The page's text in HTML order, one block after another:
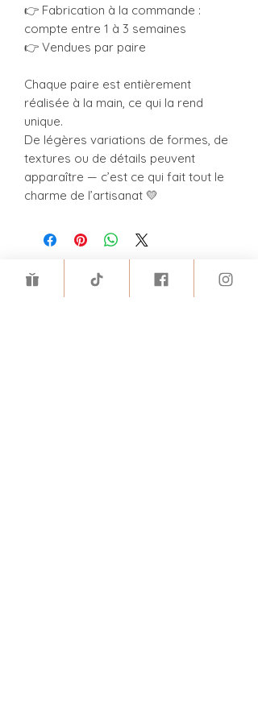
👉 Fabrication à la commande :
compte entre 1 à 3 semaines
👉 Vendues par paire
Chaque paire est entièrement
réalisée à la main, ce qui la rend
unique.
De légères variations de formes, de
textures ou de détails peuvent
apparaître — c’est ce qui fait tout le
charme de l’artisanat 💛
Meilleures ventes